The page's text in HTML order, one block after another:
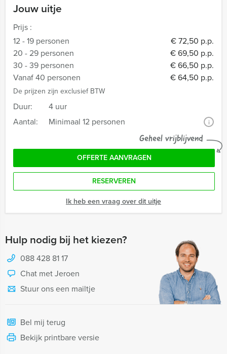
Jouw uitje
Prijs :
12 - 19 personen
€ 72,50 p.p.
20 - 29 personen
€ 69,50 p.p.
30 - 39 personen
€ 66,50 p.p.
Vanaf 40 personen
€ 64,50 p.p.
De prijzen zijn exclusief BTW
Duur:
4 uur
Aantal:
Minimaal 12 personen i
Geheel vrijblijvend
OFFERTE AANVRAGEN
RESERVEREN
Ik heb een vraag over dit uitje
Hulp nodig bij het kiezen?
088 428 81 17
Chat met Jeroen
Stuur ons een mailtje
Bel mij terug
Bekijk printbare versie